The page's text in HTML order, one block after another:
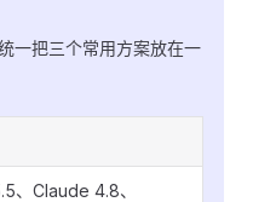
一把三个常用方案放在一
、Claude 4.8、